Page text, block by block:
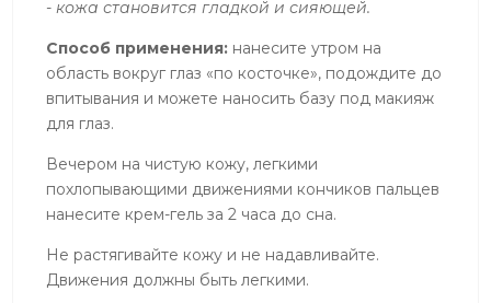
- кожа становится гладкой и сияющей.
Способ применения: нанесите утром на
область вокруг глаз «по косточке», подождите до
впитывания и можете наносить базу под макияж
для глаз.
Вечером на чистую кожу, легкими
похлопывающими движениями кончиков пальцев
нанесите крем-гель за 2 часа до сна.
Не растягивайте кожу и не надавливайте.
Движения должны быть легкими.